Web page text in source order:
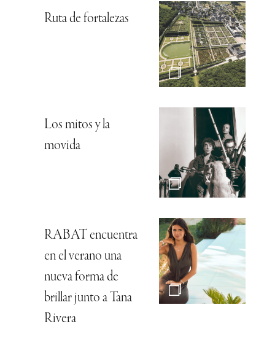
Ruta de fortalezas
Los mitos y la
movida
RABAT encuentra
en el verano una
nueva forma de
brillar junto a Tana
Rivera